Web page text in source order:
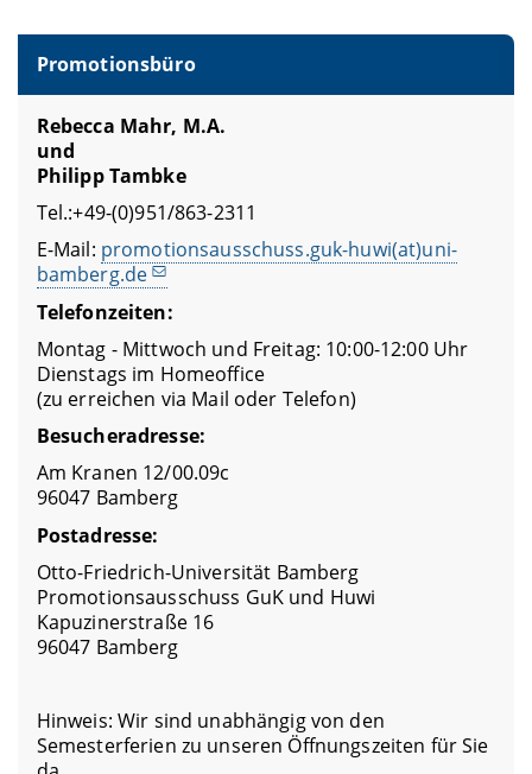
Promotionsbüro
Rebecca Mahr, M.A.
und
Philipp Tambke
Tel.:+49-(0)951/863-2311
E-Mail: promotionsausschuss.guk-huwi(at)uni-
bamberg.de
Telefonzeiten:
Montag - Mittwoch und Freitag: 10:00-12:00 Uhr
Dienstags im Homeoffice
(zu erreichen via Mail oder Telefon)
Besucheradresse:
Am Kranen 12/00.09c
96047 Bamberg
Postadresse:
Otto-Friedrich-Universität Bamberg
Promotionsausschuss GuK und Huwi
Kapuzinerstraße 16
96047 Bamberg
Hinweis: Wir sind unabhängig von den
Semesterferien zu unseren Öffnungszeiten für Sie